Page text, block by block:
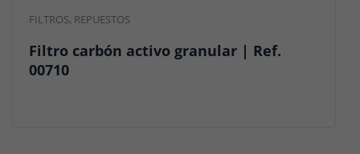
FILTROS, REPUESTOS
Filtro carbón activo granular | Ref.
00710